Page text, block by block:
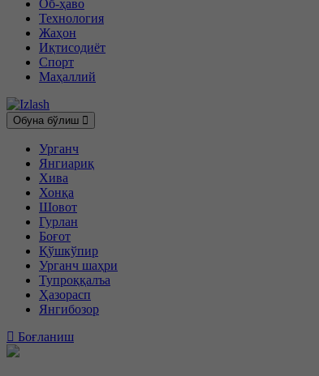
Об-ҳаво
Технология
Жаҳон
Иқтисодиёт
Спорт
Маҳаллий
Обуна бўлиш
Урганч
Янгиариқ
Хива
Хонқа
Шовот
Гурлан
Боғот
Қўшкўпир
Урганч шаҳри
Тупроққалъа
Ҳазорасп
Янгибозор
Боғланиш